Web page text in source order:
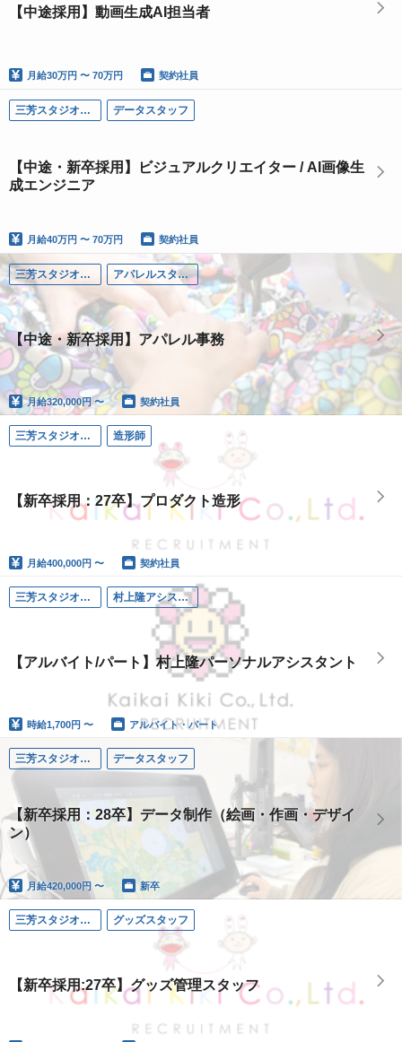
【中途採用】動画生成AI担当者
月給30万円 〜 70万円 契約社員
三芳スタジオ（埼玉） データスタッフ
【中途・新卒採用】ビジュアルクリエイター / AI画像生
成エンジニア
月給40万円 〜 70万円 契約社員
三芳スタジオ（埼玉） アパレルスタッフ
【中途・新卒採用】アパレル事務
月給320,000円 〜 契約社員
三芳スタジオ（埼玉） 造形師
【新卒採用：27卒】プロダクト造形
月給400,000円 〜 契約社員
三芳スタジオ（埼玉） 村上隆アシスタント補佐
【アルバイト/パート】村上隆パーソナルアシスタント
時給1,700円 〜 アルバイト・パート
三芳スタジオ（埼玉） データスタッフ
【新卒採用：28卒】データ制作（絵画・作画・デザイ
ン）
月給420,000円 〜 新卒
三芳スタジオ（埼玉） グッズスタッフ
【新卒採用:27卒】グッズ管理スタッフ